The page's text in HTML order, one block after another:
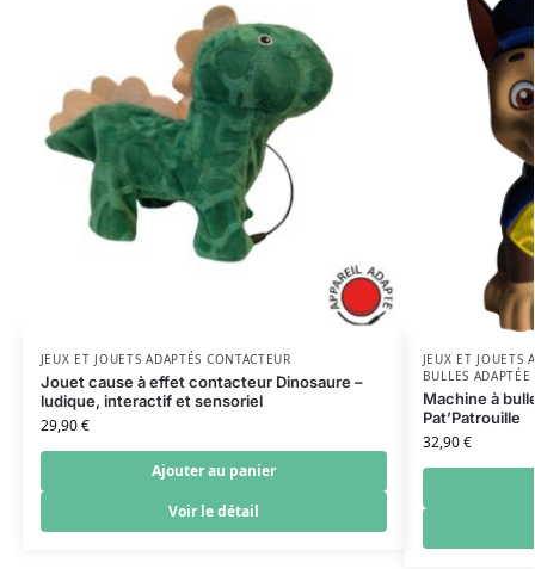
JEUX ET JOUETS ADAPTÉS CONTACTEUR
Jouet cause à effet contacteur Dinosaure –
ludique, interactif et sensoriel
29,90€
Ajouter au panier
Voir le détail
JEUX ET JOUETS
BULLES ADAPTÉE
Machine à
Pat’Patrouille
32,90€